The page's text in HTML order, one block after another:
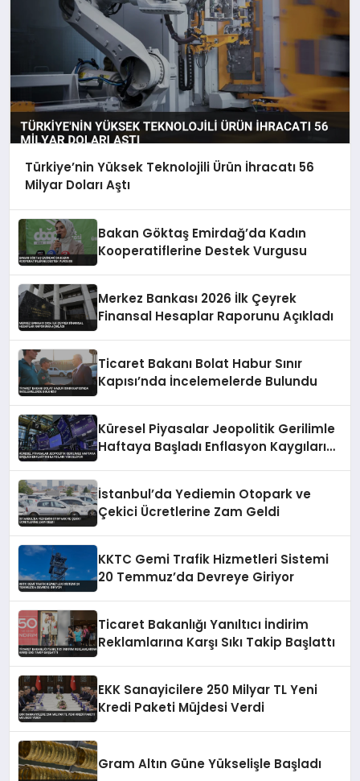
Türkiye’nin Yüksek Teknolojili Ürün İhracatı 56
Milyar Doları Aştı
Bakan Göktaş Emirdağ’da Kadın
Kooperatiflerine Destek Vurgusu
Merkez Bankası 2026 İlk Çeyrek
Finansal Hesaplar Raporunu Açıkladı
Ticaret Bakanı Bolat Habur Sınır
Kapısı’nda İncelemelerde Bulundu
Küresel Piyasalar Jeopolitik Gerilimle
Haftaya Başladı Enflasyon Kaygıları
İstanbul’da Yediemin Otopark ve
Çekici Ücretlerine Zam Geldi
KKTC Gemi Trafik Hizmetleri Sistemi
20 Temmuz’da Devreye Giriyor
Ticaret Bakanlığı Yanıltıcı İndirim
Reklamlarına Karşı Sıkı Takip Başlattı
EKK Sanayicilere 250 Milyar TL Yeni
Kredi Paketi Müjdesi Verdi
Gram Altın Güne Yükselişle Başladı